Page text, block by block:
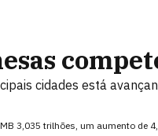
cidades está
3,035 trilhões, um aumento